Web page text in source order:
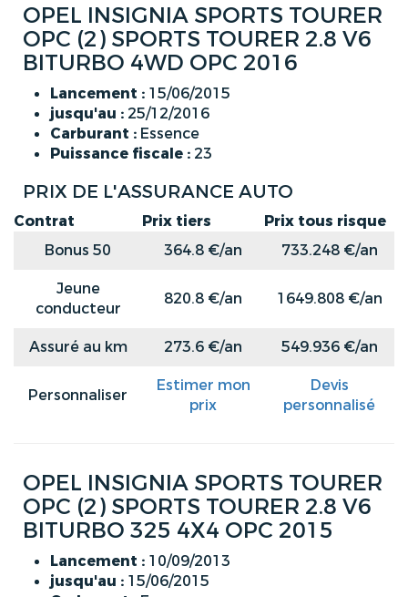
OPEL INSIGNIA SPORTS TOURER
OPC (2) SPORTS TOURER 2.8 V6
BITURBO 4WD OPC 2016
Lancement : 15/06/2015
jusqu'au : 25/12/2016
Carburant : Essence
Puissance fiscale : 23
PRIX DE L'ASSURANCE AUTO
Contrat Prix tiers
Prix tous risque
Bonus 50
364.8 €/an
733.248 €/an
Jeune
conducteur
820.8 €/an 1649.808 €/an
Assuré au km 273.6 €/an 549.936 €/an
Personnaliser
Estimer mon
prix
Devis
personnalisé
OPEL INSIGNIA SPORTS TOURER
OPC (2) SPORTS TOURER 2.8 V6
BITURBO 325 4X4 OPC 2015
Lancement : 10/09/2013
jusqu'au : 15/06/2015